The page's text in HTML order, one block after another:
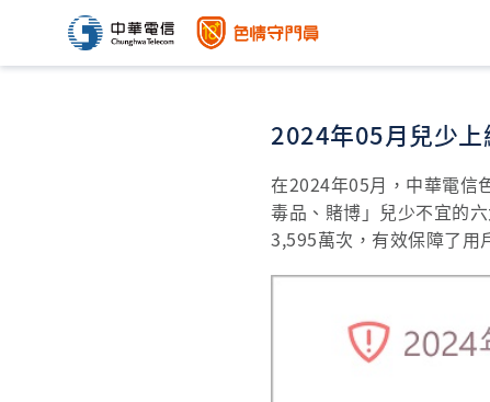
2024年05月兒少
在2024年05月，中華電信
毒品、賭博」兒少不宜的
3,595萬次，有效保障了用